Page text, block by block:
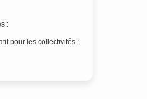
:
pour les collectivités :